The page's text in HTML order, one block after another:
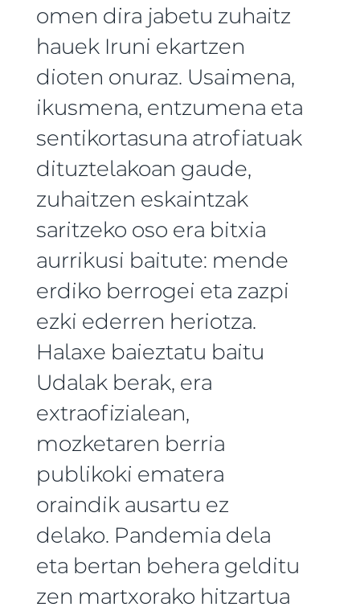
omen dira jabetu zuhaitz
hauek Iruni ekartzen
dioten onuraz. Usaimena,
ikusmena, entzumena eta
sentikortasuna atrofiatuak
dituztelakoan gaude,
zuhaitzen eskaintzak
saritzeko oso era bitxia
aurrikusi baitute: mende
erdiko berrogei eta zazpi
ezki ederren heriotza.
Halaxe baieztatu baitu
Udalak berak, era
extraofizialean,
mozketaren berria
publikoki ematera
oraindik ausartu ez
delako. Pandemia dela
eta bertan behera gelditu
zen martxorako hitzartua